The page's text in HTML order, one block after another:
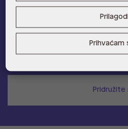
ALDO
Učlani se u ALDO A-list program
na novu
Provjerite naše
Pridružite
Prilagodi
Prihvaćam